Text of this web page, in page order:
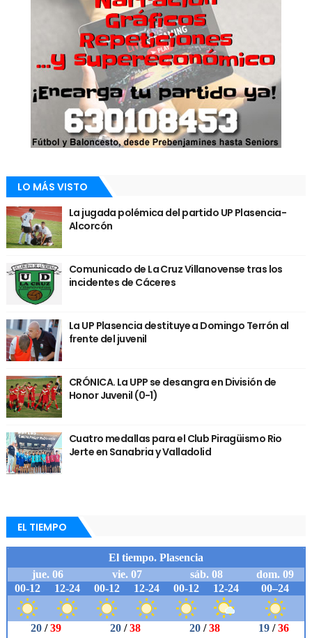
LO MÁS VISTO
La jugada polémica del partido UP Plasencia-
Alcorcón
Comunicado de La Cruz Villanovense tras los
incidentes de Cáceres
La UP Plasencia destituye a Domingo Terrón al
frente del juvenil
CRÓNICA. La UPP se desangra en División de
Honor Juvenil (0-1)
Cuatro medallas para el Club Piragüismo Rio
Jerte en Sanabria y Valladolid
EL TIEMPO